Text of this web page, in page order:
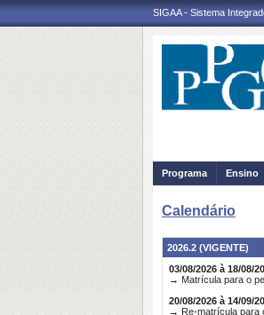
SIGAA - Sistema
Programa Ensino
Calendário
2026.2 (VIGENTE)
03/08/2026 à 18/08/
→ Matrícula para o
20/08/2026 à 14/09/
→ Re-matrícula para